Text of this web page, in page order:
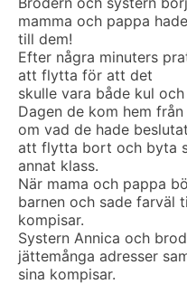
mamma och pappa
till dem!
Efter några minuters
att flytta för att det
skulle vara både kul
Dagen de kom hem
om vad de hade
att flytta bort och byta
annat klass.
När mama och pappa
barnen och sade farväl
kompisar.
Systern Annica och
jättemånga adresser
sina kompisar.